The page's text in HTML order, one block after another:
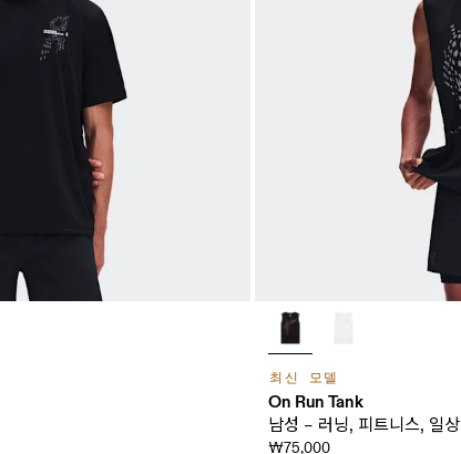
최신 모델
On Run Tank
남성 – 러닝, 피트니스, 일상
₩75,000